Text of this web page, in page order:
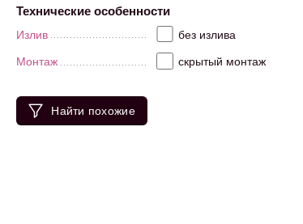
Технические особенности
Излив без излива
Монтаж скрытый монтаж
Найти похожие